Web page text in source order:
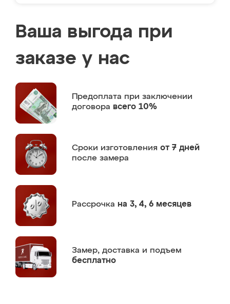
Ваша выгода при
заказе у нас
Предоплата при заключении
договора всего 10%
Сроки изготовления от 7 дней
после замера
Рассрочка на 3, 4, 6 месяцев
Замер, доставка и подъем
бесплатно